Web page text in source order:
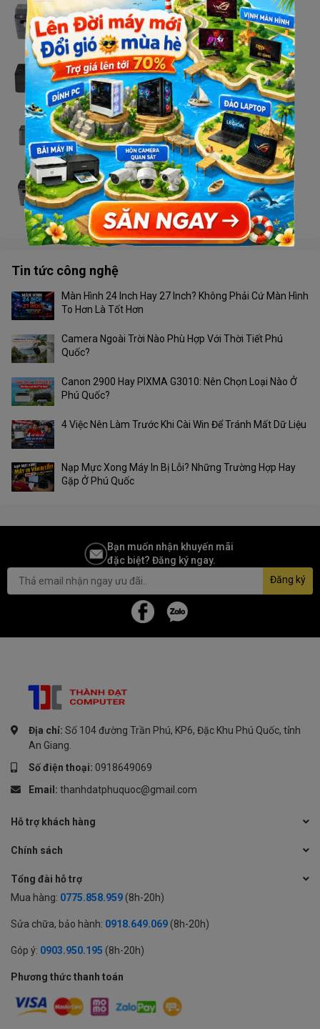
Máy in Brother MFC - 2701DW
Liên hệ
Máy in Brother HL - L2366DW
Liên hệ
Máy in Brother HL - L2321D
Liên hệ
Máy in Brother DCP - L2520D
Liên hệ
Tin tức công nghệ
Màn Hình 24 Inch Hay 27 Inch? Không Phải Cứ Màn Hình
To Hơn Là Tốt Hơn
Camera Ngoài Trời Nào Phù Hợp Với Thời Tiết Phú
Quốc?
Canon 2900 Hay PIXMA G3010: Nên Chọn Loại Nào Ở
Phú Quốc?
4 Việc Nên Làm Trước Khi Cài Win Để Tránh Mất Dữ Liệu
Nạp Mực Xong Máy In Bị Lỗi? Những Trường Hợp Hay
Gặp Ở Phú Quốc
Bạn muốn nhận khuyến mãi
đặc biệt? Đăng ký ngay.
Đăng ký
Địa chỉ: Số 104 đường Trần Phú, KP6, Đặc Khu Phú Quốc, tỉnh
An Giang.
Số điện thoại: 0918649069
Email: thanhdatphuquoc@gmail.com
Hỗ trợ khách hàng
Chính sách
Tổng đài hỗ trợ
Mua hàng: 0775.858.959 (8h-20h)
Sửa chữa, bảo hành: 0918.649.069 (8h-20h)
Góp ý: 0903.950.195 (8h-20h)
Phương thức thanh toán